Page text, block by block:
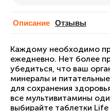
Описание Отзывы
Каждому необходимо
ежедневно. Нет более
убедиться, что ваш
минералы и
для сохранения
все мультивитамины
выбирайте таблетки